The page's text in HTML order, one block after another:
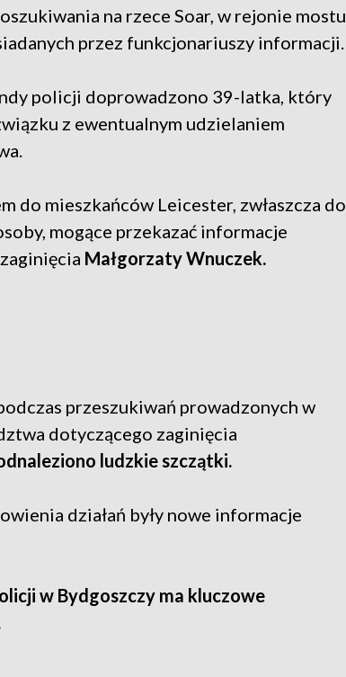
na rzece Soar, w rejonie mostu
przez funkcjonariuszy informacji.
policji doprowadzono 39-latka, który
z ewentualnym udzielaniem
do mieszkańców Leicester, zwłaszcza do
mogące przekazać informacje
Małgorzaty Wnuczek.
przeszukiwań prowadzonych w
dotyczącego zaginięcia
ludzkie szczątki.
działań były nowe informacje
w Bydgoszczy ma kluczowe